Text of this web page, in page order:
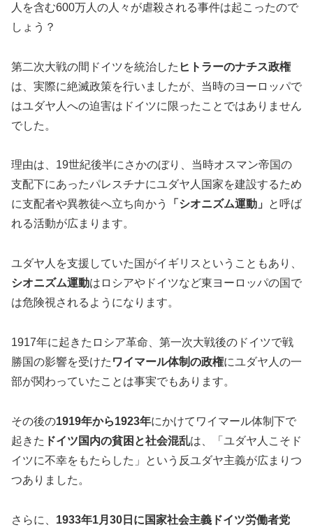
人を含む600万人の人々が虐殺される事件は起こったので
しょう？
第二次大戦の間ドイツを統治した ヒトラーのナチス政権
は、実際に絶滅政策を行いましたが、当時のヨーロッパで
はユダヤ人への迫害はドイツに限ったことではありません
でした。
理由は、19世紀後半にさかのぼり、当時オスマン帝国の
支配下にあったパレスチナにユダヤ人国家を建設するため
に支配者や異教徒へ立ち向かう
「シオニズム運動」
と呼ば
れる活動が広まります。
ユダヤ人を支援していた国がイギリスということもあり、
シオニズム運動はロシアやドイツなど東ヨーロッパの国で
は危険視されるようになります。
1917年に起きたロシア革命、第一次大戦後のドイツで戦
勝国の影響を受けた ワイマール体制の政権にユダヤ人の一
部が関わっていたことは事実でもあります。
その後の1919年から1923年にかけてワイマール体制下で
起きた ドイツ国内の貧困と社会混乱は、「ユダヤ人こそド
イツに不幸をもたらした」という反ユダヤ主義が広まりつ
つありました。
さらに、 1933年1月30日に国家社会主義ドイツ労働者党